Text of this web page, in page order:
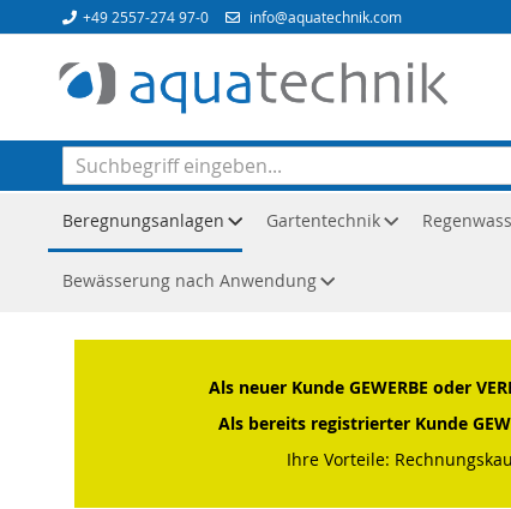
+49 2557-274 97-0 info@aquatechnik.com
Direkt
zum
Inhalt
Beregnungsanlagen Gartentechnik
Bewässerung nach Anwendung
Startseite Beregnungsanlagen
Als neuer Kunde GEWERBE oder
Als bereits registrierter Kunde
Ihre Vorteile: